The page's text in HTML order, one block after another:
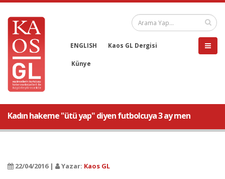
ENGLISH Kaos GL Dergisi
Künye
Kadın hakeme "ütü yap" diyen futbolcuya 3 ay men
22/04/2016 | Yazar: Kaos GL